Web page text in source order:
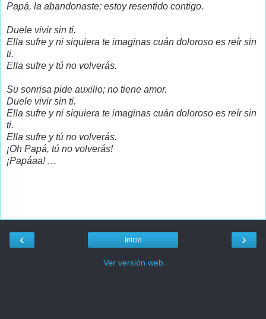
Papá, la abandonaste; estoy resentido contigo.
Duele vivir sin ti.
Ella sufre y ni siquiera te imaginas cuán doloroso es reír sin
ti.
Ella sufre y tú no volverás.
Su sonrisa pide auxilio; no tiene amor.
Duele vivir sin ti.
Ella sufre y ni siquiera te imaginas cuán doloroso es reír sin
ti.
Ella sufre y tú no volverás.
¡Oh Papá, tú no volverás!
¡Papáaa! …
‹ ›
Inicio
Ver versión web